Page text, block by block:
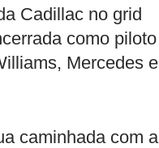
Cadillac no grid
como piloto
Mercedes e
caminhada com a